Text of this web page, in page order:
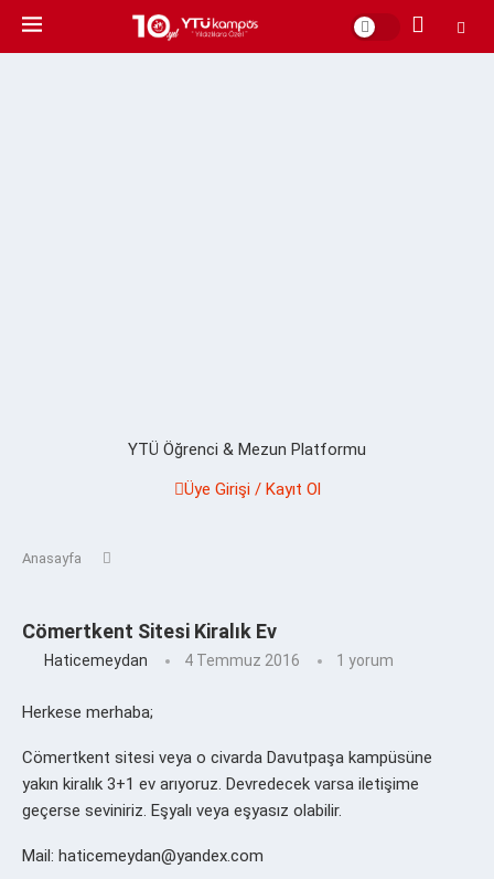
YTÜ Öğrenci & Mezun Platformu
Üye Girişi / Kayıt Ol
Anasayfa
Cömertkent Sitesi Kiralık Ev
Haticemeydan 4 Temmuz 2016 1 yorum
Herkese merhaba;
Cömertkent sitesi veya o civarda Davutpaşa kampüsüne
yakın kiralık 3+1 ev arıyoruz. Devredecek varsa iletişime
geçerse seviniriz. Eşyalı veya eşyasız olabilir.
Mail: haticemeydan@yandex.com